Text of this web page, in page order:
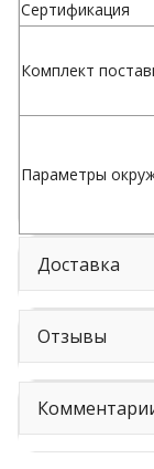
Сертификация
Комплект
Параметры
Доставка
Отзывы